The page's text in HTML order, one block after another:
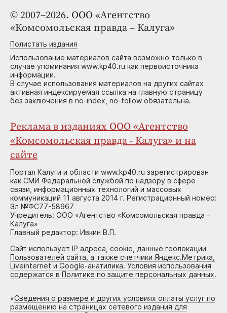
© 2007–2026. ООО «Агентство
«Комсомольская правда – Калуга»
Полистать издания
Использование материалов сайта возможно только в
случае упоминания www.kp40.ru как первоисточника
информации.
В случае использования материалов на других сайтах
активная индексируемая ссылка на главную страницу
без заключения в no-index, no-follow обязательна.
Реклама в изданиях ООО «Агентство
«Комсомольская правда - Калуга» и на
сайте
Портал Калуги и области www.kp40.ru зарегистрирован
как СМИ Федеральной службой по надзору в сфере
связи, информационных технологий и массовых
коммуникаций 11 августа 2014 г. Регистрационный номер:
Эл №ФС77-58967
Учредитель: ООО «Агентство «Комсомольская правда –
Калуга»
Главный редактор: Ивкин В.П.
Сайт использует IP адреса, cookie, данные геолокации
Пользователей сайта, а также счетчики Яндекс.Метрика,
Liveinternet и Google-анатилика. Условия использования
содержатся в Политике по защите персональных данных.
«Сведения о размере и других условиях оплаты услуг по
размещению на страницах сетевого издания для